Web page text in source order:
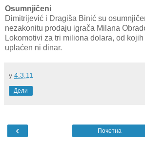
Osumnjičeni
Dimitrijević i Dragiša Binić su
nezakonitu prodaju igrača Milana
Lokomotivi za tri miliona dolara, od
uplaćen ni dinar.
у 4.3.11
Дели
‹ Почетна